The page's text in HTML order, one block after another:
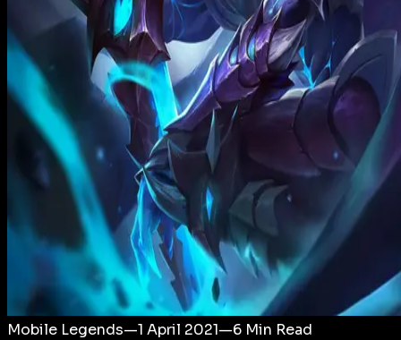
Login
Mobile Legends—1 April 2021—6 Min Read